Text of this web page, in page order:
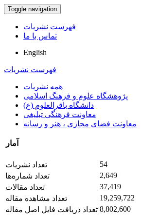
Toggle navigation
فهرست نشریات
تماس با ما
English
فهرست نشریات
همه نشریات
پژوهشگاه علوم و فرهنگ اسلامی
دانشگاه باقرالعلوم (ع)
معاونت فرهنگی تبلیغی
معاونت فضای مجازی ، هنر و رسانه
آمار
تعداد نشریات
54
تعداد شماره‌ها
2,649
تعداد مقالات
37,419
تعداد مشاهده مقاله
19,259,722
تعداد دریافت فایل اصل مقاله 8,802,600